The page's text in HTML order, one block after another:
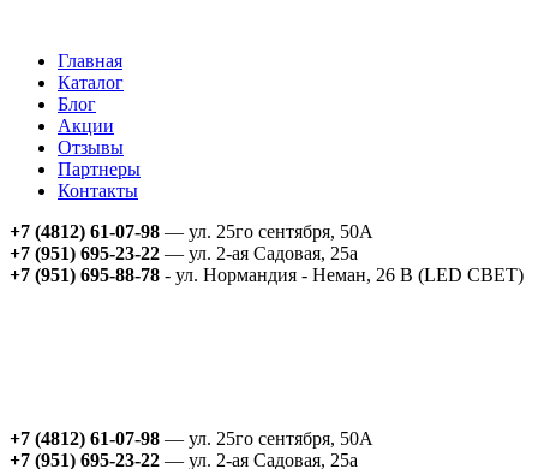
Главная
Каталог
Блог
Акции
Отзывы
Партнеры
Контакты
+7 (4812) 61-07-98 — ул. 25го сентября, 50А
+7 (951) 695-23-22 — ул. 2-ая Садовая, 25а
+7 (951) 695-88-78 - ул. Нормандия - Неман, 26 В (LED СВЕТ)
+7 (4812) 61-07-98 — ул. 25го сентября, 50А
+7 (951) 695-23-22 — ул. 2-ая Садовая, 25а